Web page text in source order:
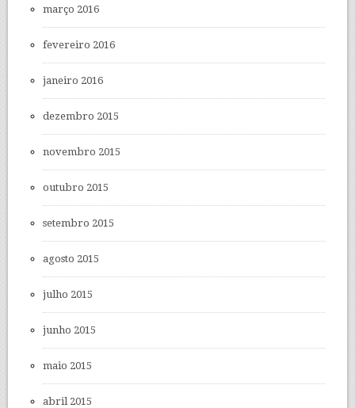
março 2016
fevereiro 2016
janeiro 2016
dezembro 2015
novembro 2015
outubro 2015
setembro 2015
agosto 2015
julho 2015
junho 2015
maio 2015
abril 2015